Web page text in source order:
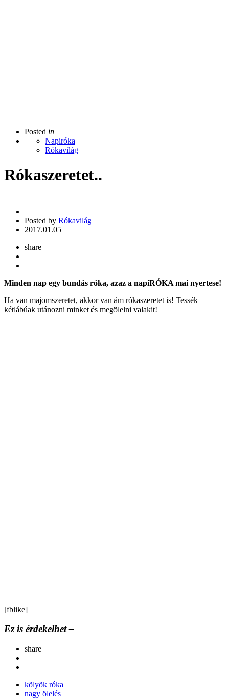
Posted in
Napiróka
Rókavilág
Rókaszeretet..
Posted by Rókavilág
2017.01.05
share
Minden nap egy bundás róka, azaz a napiRÓKA mai nyertese!
Ha van majomszeretet, akkor van ám rókaszeretet is! Tessék
kétlábúak utánozni minket és megölelni valakit!
[fblike]
Ez is érdekelhet –
share
kölyök róka
nagy ölelés